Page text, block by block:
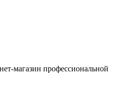
магазин профессиональной